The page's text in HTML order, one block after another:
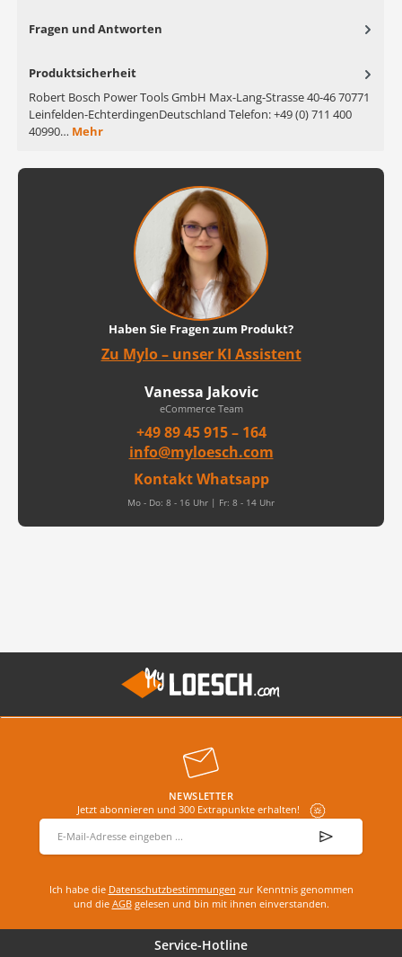
Fragen und Antworten
Produktsicherheit
Robert Bosch Power Tools GmbH Max-Lang-Strasse 40-46 70771
Leinfelden-EchterdingenDeutschland Telefon: +49 (0) 711 400
40990… Mehr
Haben Sie Fragen zum Produkt?
Zu Mylo – unser KI Assistent
Vanessa Jakovic
eCommerce Team
+49 89 45 915 – 164
info@myloesch.com
Kontakt Whatsapp
Mo - Do: 8 - 16 Uhr | Fr: 8 - 14 Uhr
NEWSLETTER
Jetzt abonnieren und 300 Extrapunkte erhalten!
E-Mail-Adresse
Ich habe die Datenschutzbestimmungen zur Kenntnis genommen
und die AGBgelesen und bin mit ihnen einverstanden.
Service-Hotline